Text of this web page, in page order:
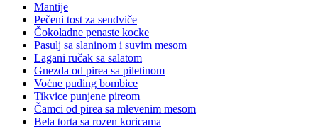
Mantije
Pečeni tost za sendviče
Čokoladne penaste kocke
Pasulj sa slaninom i suvim mesom
Lagani ručak sa salatom
Gnezda od pirea sa piletinom
Voćne puding bombice
Tikvice punjene pireom
Čamci od pirea sa mlevenim mesom
Bela torta sa rozen koricama